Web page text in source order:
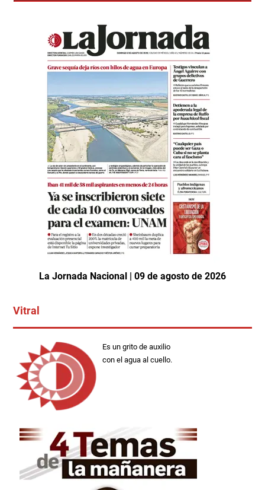
La Jornada Nacional | 09 de agosto de 2026
Vitral
Es un grito de auxilio
con el agua al cuello.